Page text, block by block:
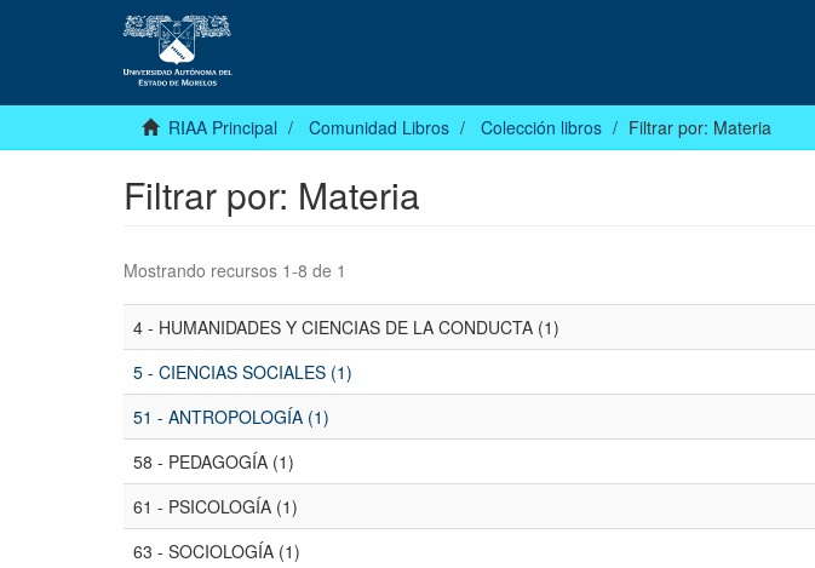
RIAA Principal Comunidad Libros Colección libros Filtrar por: Materia
Filtrar por: Materia
Mostrando recursos 1-8 de 1
4 - HUMANIDADES Y CIENCIAS DE LA CONDUCTA (1)
5 - CIENCIAS SOCIALES (1)
51 - ANTROPOLOGÍA (1)
58 - PEDAGOGÍA (1)
61 - PSICOLOGÍA (1)
63 - SOCIOLOGÍA (1)